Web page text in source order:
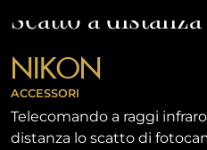
Scatto a
NIKON
ACCESSORI
Telecomando a raggi
distanza lo scatto di